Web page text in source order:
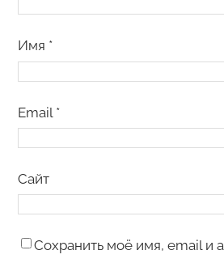
Имя *
Email *
Сайт
Сохранить моё имя, email и